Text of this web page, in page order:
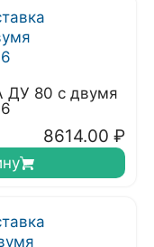
ДУ 80 с двумя
8614.00 ₽